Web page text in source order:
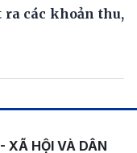
các khoản thu,
XÃ HỘI VÀ DÂN